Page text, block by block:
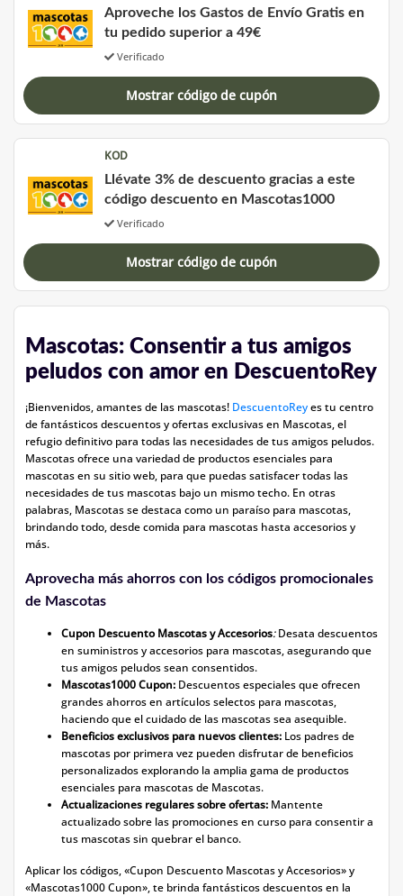
Aproveche los Gastos de Envío Gratis en
tu pedido superior a 49€
Verificado
Mostrar código de cupón
KOD
Llévate 3% de descuento gracias a este
código descuento en Mascotas1000
Verificado
Mostrar código de cupón
Mascotas: Consentir a tus amigos
peludos con amor en DescuentoRey
¡Bienvenidos, amantes de las mascotas! DescuentoReyes tu centro
de fantásticos descuentos y ofertas exclusivas en Mascotas, el
refugio definitivo para todas las necesidades de tus amigos peludos.
Mascotas ofrece una variedad de productos esenciales para
mascotas en su sitio web, para que puedas satisfacer todas las
necesidades de tus mascotas bajo un mismo techo. En otras
palabras, Mascotas se destaca como un paraíso para mascotas,
brindando todo, desde comida para mascotas hasta accesorios y
más.
Aprovecha más ahorros con los códigos promocionales
de Mascotas
Cupon Descuento Mascotas y Accesorios:Desata descuentos
en suministros y accesorios para mascotas, asegurando que
tus amigos peludos sean consentidos.
Mascotas1000 Cupon: Descuentos especiales que ofrecen
grandes ahorros en artículos selectos para mascotas,
haciendo que el cuidado de las mascotas sea asequible.
Beneficios exclusivos para nuevos clientes: Los padres de
mascotas por primera vez pueden disfrutar de beneficios
personalizados explorando la amplia gama de productos
esenciales para mascotas de Mascotas.
Actualizaciones regulares sobre ofertas: Mantente
actualizado sobre las promociones en curso para consentir a
tus mascotas sin quebrar el banco.
Aplicar los códigos, «Cupon Descuento Mascotas y Accesorios» y
«Mascotas1000 Cupon», te brinda fantásticos descuentos en la